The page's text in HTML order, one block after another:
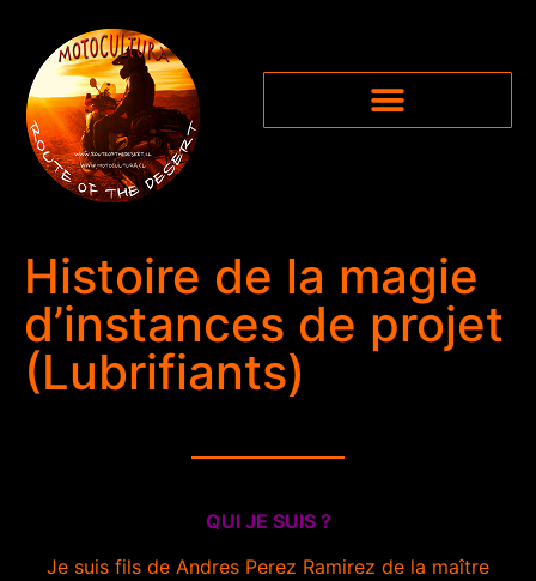
Histoire de la magie
d’instances de projet
(Lubrifiants)
QUI JE SUIS ?
Je suis fils de Andres Perez Ramirez de la maître